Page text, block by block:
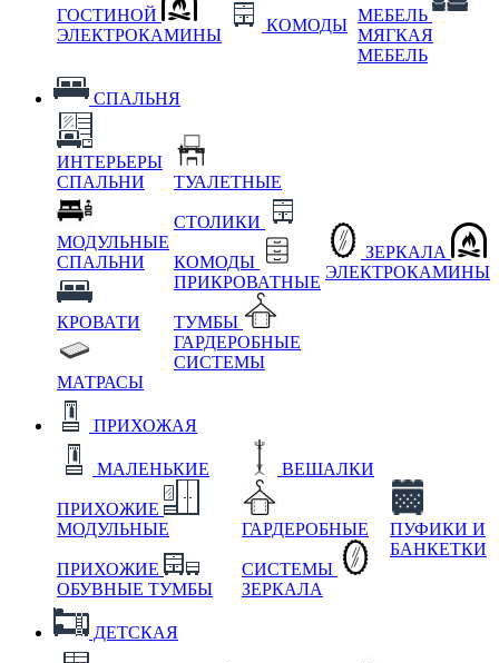
ГОСТИНОЙ
ЭЛЕКТРОКАМИНЫ
КОМОДЫ
МЕБЕЛЬ
МЯГКАЯ
МЕБЕЛЬ
СПАЛЬНЯ
ИНТЕРЬЕРЫ
СПАЛЬНИ
МОДУЛЬНЫЕ
СПАЛЬНИ
КРОВАТИ
МАТРАСЫ
ТУАЛЕТНЫЕ
СТОЛИКИ
КОМОДЫ
ПРИКРОВАТНЫЕ
ТУМБЫ
ГАРДЕРОБНЫЕ
СИСТЕМЫ
ЗЕРКАЛА
ЭЛЕКТРОКАМИНЫ
ПРИХОЖАЯ
МАЛЕНЬКИЕ
ПРИХОЖИЕ
МОДУЛЬНЫЕ
ПРИХОЖИЕ
ОБУВНЫЕ ТУМБЫ
ВЕШАЛКИ
ГАРДЕРОБНЫЕ
СИСТЕМЫ
ЗЕРКАЛА
ПУФИКИ И
БАНКЕТКИ
ДЕТСКАЯ